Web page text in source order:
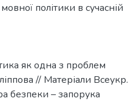
політики в сучасній
як одна з проблем
// Матеріали Всеукр.
безпеки – запорука